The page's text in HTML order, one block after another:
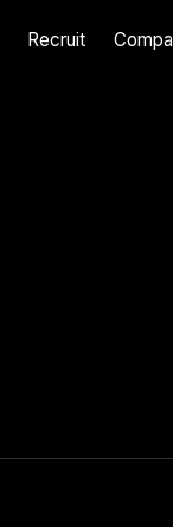
Recruit